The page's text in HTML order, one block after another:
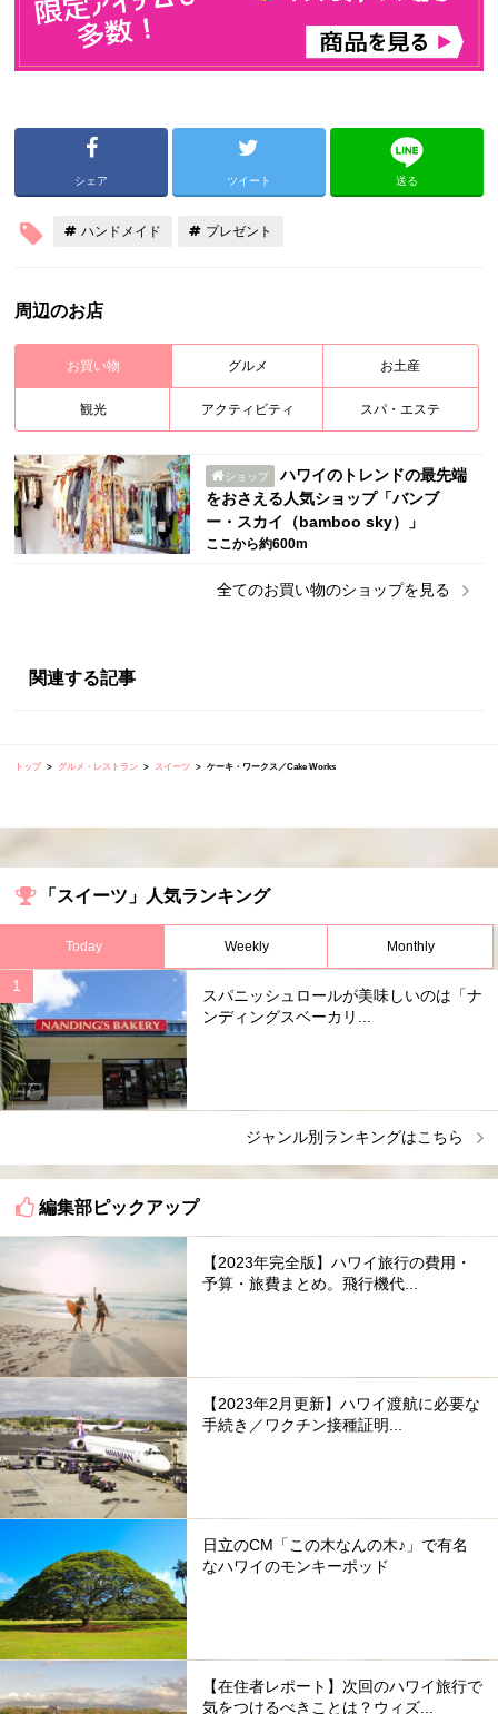
シェア ツイート 送る
ハンドメイド プレゼント
周辺のお店
お買い物 グルメ お土産
観光 アクティビティ スパ・エステ
ショップ
ハワイのトレンドの最先端
をおさえる人気ショップ「バンブ
ー・スカイ（bamboo sky）」
ここから約600m
全てのお買い物のショップを見る
関連する記事
トップ グルメ・レストラン スイーツ ケーキ・ワークス／Cake Works
「スイーツ」人気ランキング
Today Weekly Monthly
スパニッシュロールが美味しいのは「ナ
ンディングスベーカリ...
ジャンル別ランキングはこちら
編集部ピックアップ
【2023年完全版】ハワイ旅行の費用・
予算・旅費まとめ。飛行機代...
【2023年2月更新】ハワイ渡航に必要な
手続き／ワクチン接種証明...
日立のCM「この木なんの木♪」で有名
なハワイのモンキーポッド
【在住者レポート】次回のハワイ旅行で
気をつけるべきことは？ウィズ...